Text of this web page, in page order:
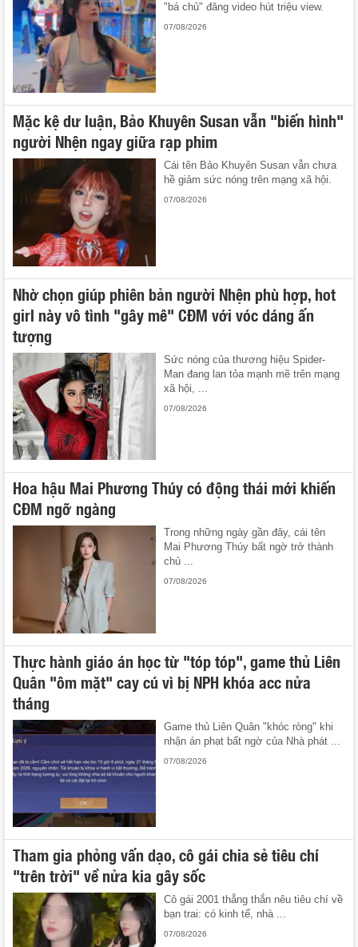
"bá chủ" đăng video hút triệu view.
07/08/2026
Mặc kệ dư luận, Bảo Khuyên Susan vẫn "biến hình"
người Nhện ngay giữa rạp phim
Cái tên Bảo Khuyên Susan vẫn chưa
hề giảm sức nóng trên mạng xã hội.
07/08/2026
Nhờ chọn giúp phiên bản người Nhện phù hợp, hot
girl này vô tình "gây mê" CĐM với vóc dáng ấn
tượng
Sức nóng của thương hiệu Spider-
Man đang lan tỏa mạnh mẽ trên mạng
xã hội, ...
07/08/2026
Hoa hậu Mai Phương Thúy có động thái mới khiến
CĐM ngỡ ngàng
Trong những ngày gần đây, cái tên
Mai Phương Thúy bất ngờ trở thành
chủ ...
07/08/2026
Thực hành giáo án học từ "tóp tóp", game thủ Liên
Quân "ôm mặt" cay cú vì bị NPH khóa acc nửa
tháng
Game thủ Liên Quân "khóc ròng" khi
nhận án phạt bất ngờ của Nhà phát ...
07/08/2026
Tham gia phỏng vấn dạo, cô gái chia sẻ tiêu chí
"trên trời" về nửa kia gây sốc
Cô gái 2001 thẳng thắn nêu tiêu chí về
bạn trai: có kinh tế, nhà ...
07/08/2026